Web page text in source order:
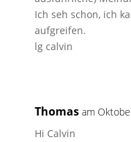
Ich seh schon, ich
aufgreifen.
lg calvin
Thomas am
Hi Calvin